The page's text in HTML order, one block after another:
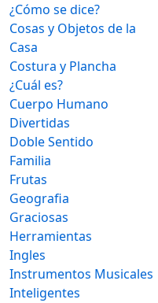
¿Cómo se dice?
Cosas y Objetos de la
Casa
Costura y Plancha
¿Cuál es?
Cuerpo Humano
Divertidas
Doble Sentido
Familia
Frutas
Geografia
Graciosas
Herramientas
Ingles
Instrumentos Musicales
Inteligentes